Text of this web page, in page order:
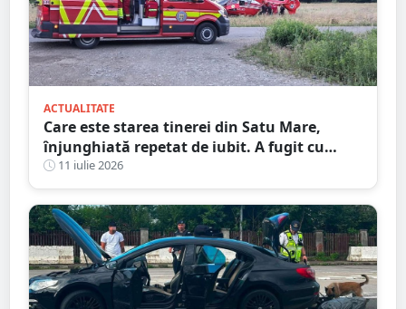
ACTUALITATE
Care este starea tinerei din Satu Mare,
înjunghiată repetat de iubit. A fugit cu
cuțitul în piept, pe stradă
11 iulie 2026